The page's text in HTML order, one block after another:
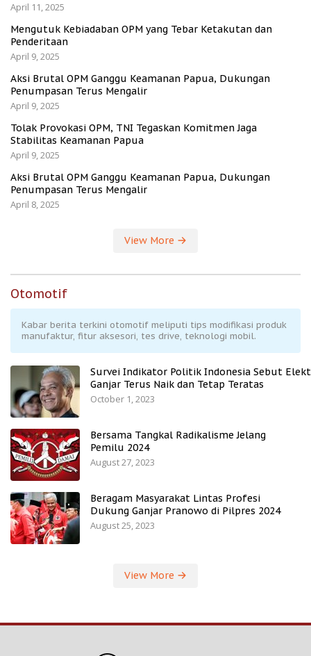
April 11, 2025
Mengutuk Kebiadaban OPM yang Tebar Ketakutan dan
Penderitaan
April 9, 2025
Aksi Brutal OPM Ganggu Keamanan Papua, Dukungan
Penumpasan Terus Mengalir
April 9, 2025
Tolak Provokasi OPM, TNI Tegaskan Komitmen Jaga
Stabilitas Keamanan Papua
April 9, 2025
Aksi Brutal OPM Ganggu Keamanan Papua, Dukungan
Penumpasan Terus Mengalir
April 8, 2025
View More
Otomotif
Kabar berita terkini otomotif meliputi tips modifikasi produk
manufaktur, fitur aksesori, tes drive, teknologi mobil.
Survei Indikator Politik Indonesia Sebut
Ganjar Terus Naik dan Tetap Teratas
October 1, 2023
Bersama Tangkal Radikalisme Jelang
Pemilu 2024
August 27, 2023
Beragam Masyarakat Lintas Profesi
Dukung Ganjar Pranowo di Pilpres 2024
August 25, 2023
View More